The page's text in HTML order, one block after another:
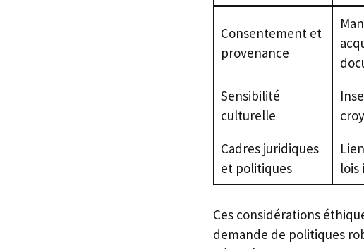
Consentement et
provenance
Sensibilité
culturelle
Cadres juridiques
et politiques
lois
Ces considérations
demande de politiques